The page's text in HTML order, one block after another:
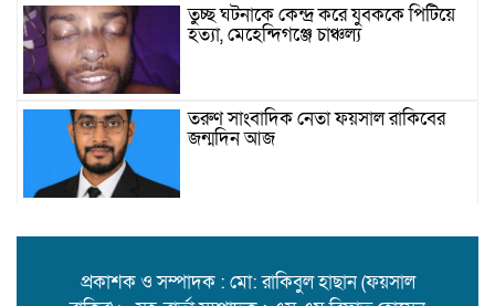
তুচ্ছ ঘটনাকে কেন্দ্র করে যুবককে পিটিয়ে
হত্যা, মেহেন্দিগঞ্জে চাঞ্চল্য
তরুণ সাংবাদিক নেতা ফয়সাল রাকিবের
জন্মদিন আজ
প্রকাশক ও সম্পাদক : মো: রাকিবুল হাছান (ফয়সাল